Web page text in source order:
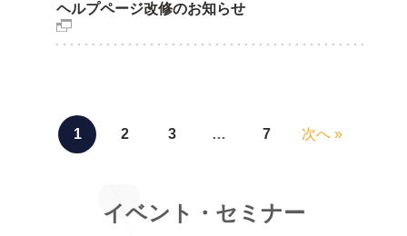
ヘルプページ改修のお知らせ
1 2 3 … 7 次へ »
イベント・セミナー